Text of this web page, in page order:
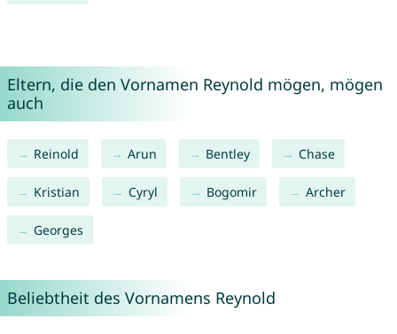
Eltern, die den Vornamen Reynold mögen, mögen
auch
Reinold Arun Bentley Chase
Kristian Cyryl Bogomir Archer
Georges
Beliebtheit des Vornamens Reynold